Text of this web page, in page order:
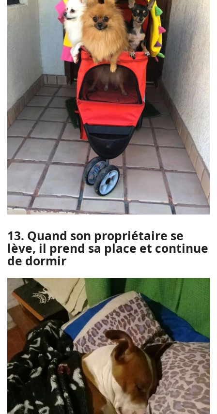
13. Quand son propriétaire se
lève, il prend sa place et continue
de dormir